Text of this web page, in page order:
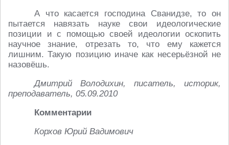
А что касается господина Сванидзе, то он
пытается навязать науке свои идеологические
позиции и с помощью своей идеологии оскопить
научное знание, отрезать то, что ему кажется
лишним. Такую позицию иначе как несерьёзной не
назовёшь.
Дмитрий Володихин, писатель, историк,
преподаватель, 05.09.2010
Комментарии
Корхов Юрий Вадимович